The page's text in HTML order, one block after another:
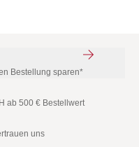
Bestellung sparen*
ab 500 € Bestellwert
uns